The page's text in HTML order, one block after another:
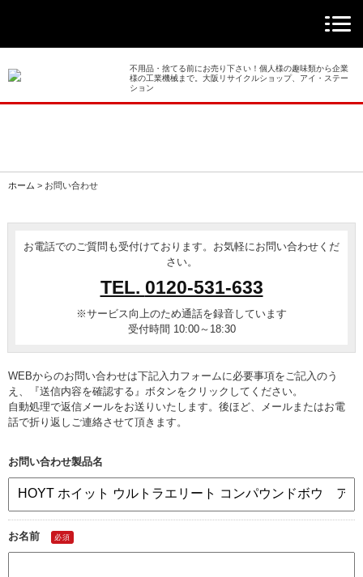
不用品・捨てる前にお売り下さい！個人様の趣味類から企業
様の工業機械まで。大阪リサイクルショップ、アイ・ステー
ション
ホーム > お問い合わせ
お電話でのご質問も受付けております。お気軽にお問い合わせくだ
さい。
TEL. 0120-531-633
※サービス向上のため通話を録音しています
受付時間 10:00～18:30
WEBからのお問い合わせは下記入力フォームに必要事項をご記入のう
え、『送信内容を確認する』ボタンをクリックしてください。
自動処理で返信メールをお送りいたします。後ほど、メールまたはお電
話で折り返しご連絡させて頂きます。
お問い合わせ製品名
お名前 必須
> 出張買取
> 選ばれる理由
> よくあるご質問
> 遺品整理
> 工場閉鎖に伴う一括整理
> 債務・任意整理担当の弁護士さまへ
> 厨房機器・店舗用品買取